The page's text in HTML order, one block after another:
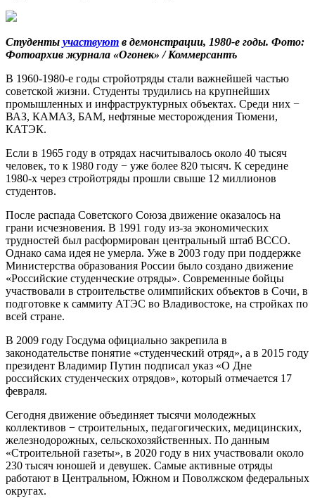
Студенты участвуют в демонстрации, 1980-е годы. Фото:
Фотоархив журнала «Огонек» / Коммерсантъ
В 1960-1980-е годы стройотряды стали важнейшей частью
советской жизни. Студенты трудились на крупнейших
промышленных и инфраструктурных объектах. Среди них −
ВАЗ, КАМАЗ, БАМ, нефтяные месторождения Тюмени,
КАТЭК.
Если в 1965 году в отрядах насчитывалось около 40 тысяч
человек, то к 1980 году − уже более 820 тысяч. К середине
1980-х через стройотряды прошли свыше 12 миллионов
студентов.
После распада Советского Союза движение оказалось на
грани исчезновения. В 1991 году из-за экономических
трудностей был расформирован центральный штаб ВССО.
Однако сама идея не умерла. Уже в 2003 году при поддержке
Министерства образования России было создано движение
«Российские студенческие отряды». Современные бойцы
участвовали в строительстве олимпийских объектов в Сочи, в
подготовке к саммиту АТЭС во Владивостоке, на стройках по
всей стране.
В 2009 году Госдума официально закрепила в
законодательстве понятие «студенческий отряд», а в 2015 году
президент Владимир Путин подписал указ «О Дне
российских студенческих отрядов», который отмечается 17
февраля.
Сегодня движение объединяет тысячи молодежных
коллективов − строительных, педагогических, медицинских,
железнодорожных, сельскохозяйственных. По данным
«Строительной газеты», в 2020 году в них участвовали около
230 тысяч юношей и девушек. Самые активные отряды
работают в Центральном, Южном и Поволжском федеральных
округах.